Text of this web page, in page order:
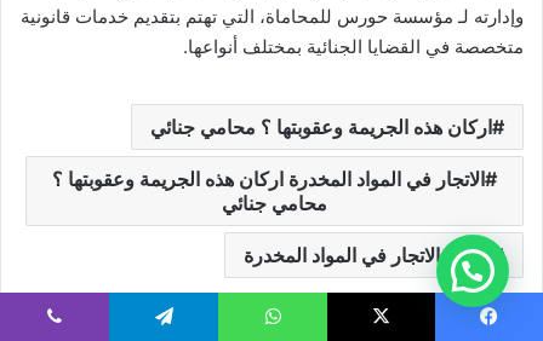
وإدارته لـ مؤسسة حورس للمحاماة، التي تهتم بتقديم خدمات قانونية
متخصصة في القضايا الجنائية بمختلف أنواعها.
اركان هذه الجريمة وعقوبتها ؟ محامي جنائي
الاتجار في المواد المخدرة اركان هذه الجريمة وعقوبتها ؟
محامي جنائي
عقوبة الاتجار في المواد المخدرة